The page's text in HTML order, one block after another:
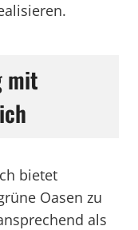
mit
bietet
Oasen zu
als